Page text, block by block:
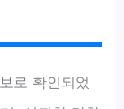
로 확인되었